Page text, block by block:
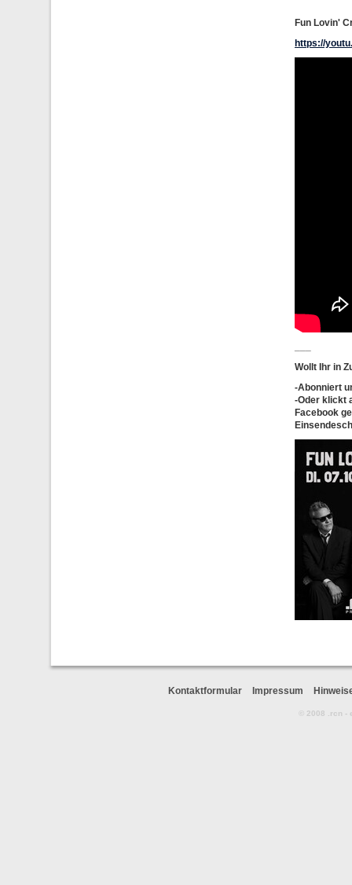
Fun Lovin'
https://
Wollt Ihr in
-Abonniert
-Oder klickt
Facebook
Kontaktformular Impressum
© 2008 .rcn